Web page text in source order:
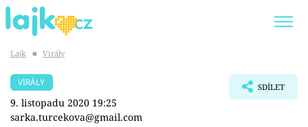
SHOPAHOLICADEL
Lajk ■ Virály
VIRÁLY
9. listopadu 2020 19:25
sarka.turcekova@gmail.com
SDÍLET